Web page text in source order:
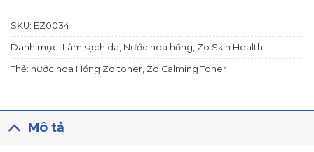
SKU: EZ0034
Danh mục: Làm sạch da Nước hoa hồng Zo Skin Health
Thẻ: nước hoa Hồng Zo toner Zo Calming Toner
Mô tả